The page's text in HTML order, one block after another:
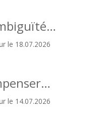
le 18.07.2026
le 14.07.2026